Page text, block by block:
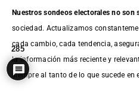
Nuestros sondeos electorales no son
sociedad. Actualizamos
cada cambio, cada tendencia,
la información más reciente y
siempre al tanto de lo que sucede en
285